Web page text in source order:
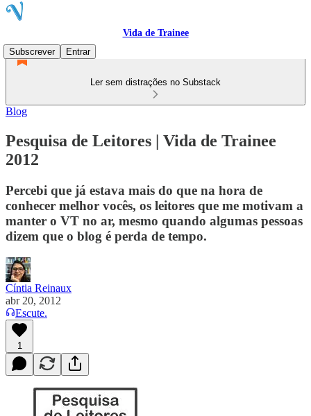
Vida de Trainee
Subscrever
Entrar
Ler sem distrações no Substack
Blog
Pesquisa de Leitores | Vida de Trainee
2012
Percebi que já estava mais do que na hora de
conhecer melhor vocês, os leitores que me motivam a
manter o VT no ar, mesmo quando algumas pessoas
dizem que o blog é perda de tempo.
Cíntia Reinaux
abr 20, 2012
Escute.
1